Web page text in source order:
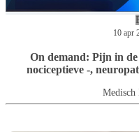
10 apr
On demand: Pijn in
nociceptieve -,
Medisch